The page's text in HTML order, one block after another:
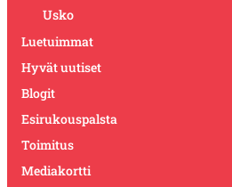
Usko
Luetuimmat
Hyvät uutiset
Blogit
Esirukouspalsta
Toimitus
Mediakortti